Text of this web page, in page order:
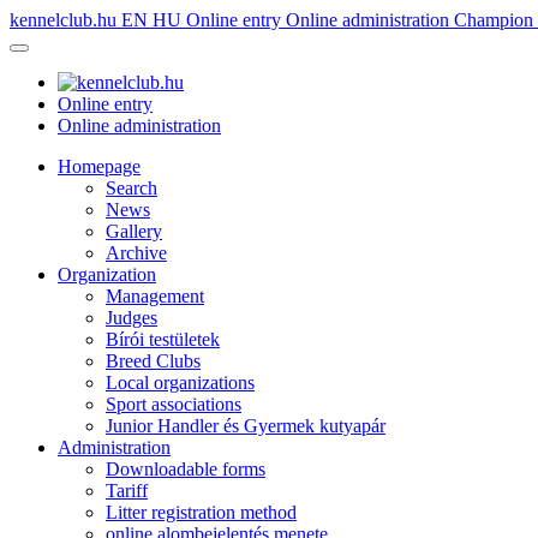
kennelclub.hu EN HU Online entry Online administration Champion
Online entry
Online administration
Homepage
Search
News
Gallery
Archive
Organization
Management
Judges
Bírói testületek
Breed Clubs
Local organizations
Sport associations
Junior Handler és Gyermek kutyapár
Administration
Downloadable forms
Tariff
Litter registration method
online alombejelentés menete